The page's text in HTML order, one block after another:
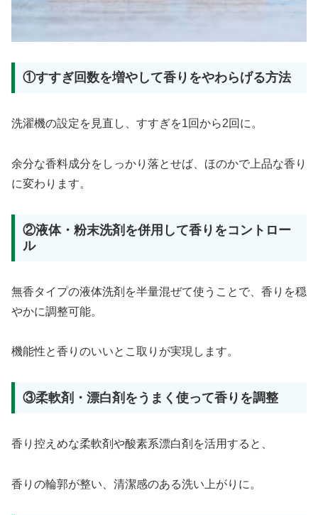
①すすぎ回数を増やして香りをやわらげる方法
洗濯機の設定を見直し、すすぎを1回から2回に。
余分な香料成分をしっかり落とせば、ほのかで上品な香り
に変わります。
②液体・粉末洗剤を併用して香りをコントロー
ル
無香タイプの液体洗剤を半量混ぜて使うことで、香りを穏
やかに調整可能。
機能性と香りのいいとこ取りが実現します。
③柔軟剤・漂白剤をうまく使って香りを調整
香り控えめな柔軟剤や酸素系漂白剤を活用すると、
香りの輪郭が整い、清潔感のある洗い上がりに。